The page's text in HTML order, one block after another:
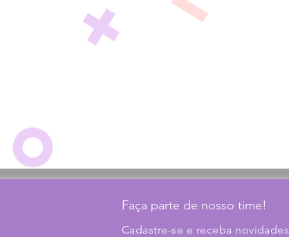
Faça parte de nosso time!
Cadastre-se e receba novidades